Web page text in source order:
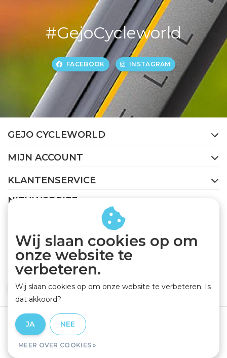
#GejoCycleworld
FACEBOOK INSTAGRAM
GEJO CYCLEWORLD
MIJN ACCOUNT
KLANTENSERVICE
NIEUWSBRIEF
Abonneer je op onze nieuwsbrief om op de hoogte te
ABONNEER
Algemene voorwaarden
Wij slaan cookies op om
onze website te
verbeteren.
Wij slaan cookies op om onze website te verbeteren. Is
dat akkoord?
JA NEE
MEER OVER COOKIES »